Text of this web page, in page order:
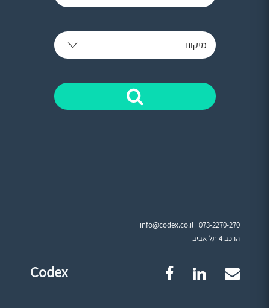
מיקום
info@codex.co.il |073-2270-270
הרכב 4 תל אביב
Codex